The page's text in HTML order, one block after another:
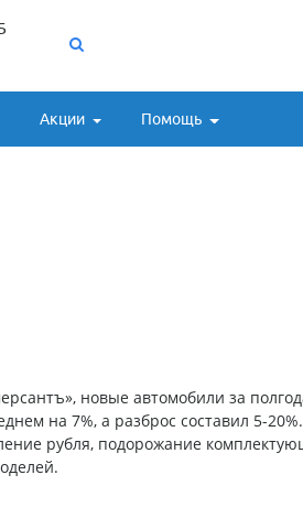
Акции Помощь
новые автомобили за
на 7%, а разброс составил 5-
рубля, подорожание